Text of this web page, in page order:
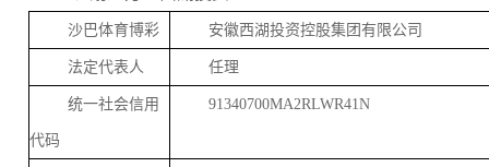
沙巴体育博彩 安徽西湖投资控股集团有限公司
法定代表人 任理
统一社会信用
代码
91340700MA2RLWR41N